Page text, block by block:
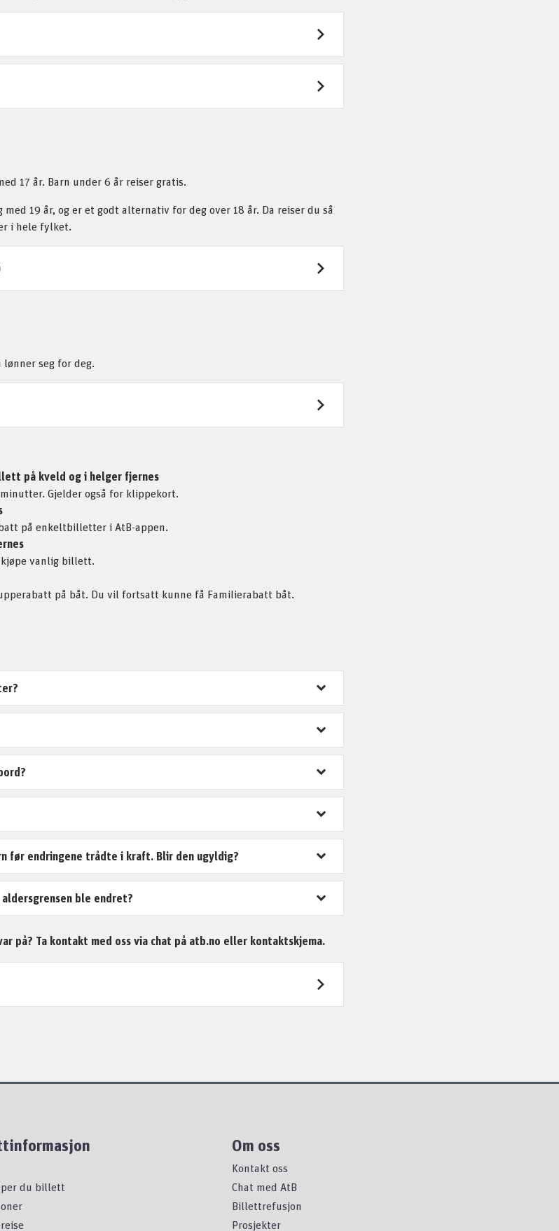
17 år. Barn under 6 år reiser gratis.
19 år, og er et godt alternativ for deg over 18 år. Da reiser du så
i hele fylket.
seg for deg.
på kveld og i helger fjernes
Gjelder også for klippekort.
på enkeltbilletter i AtB-appen.
vanlig billett.
på båt. Du vil fortsatt kunne få Familierabatt båt.
før endringene trådte i kraft. Blir den ugyldig?
ble endret?
på? Ta kontakt med oss via chat på atb.no eller kontaktskjema.
du billett
Om oss
Kontakt oss
Chat med AtB
Billettrefusjon
Prosjekter